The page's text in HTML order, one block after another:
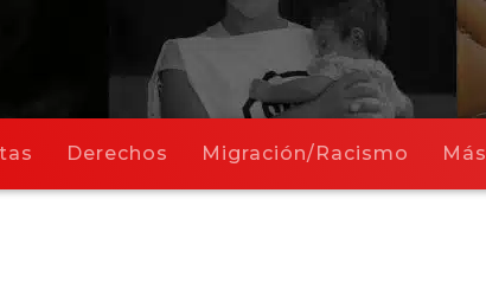
Derechos Migración/Racismo Más